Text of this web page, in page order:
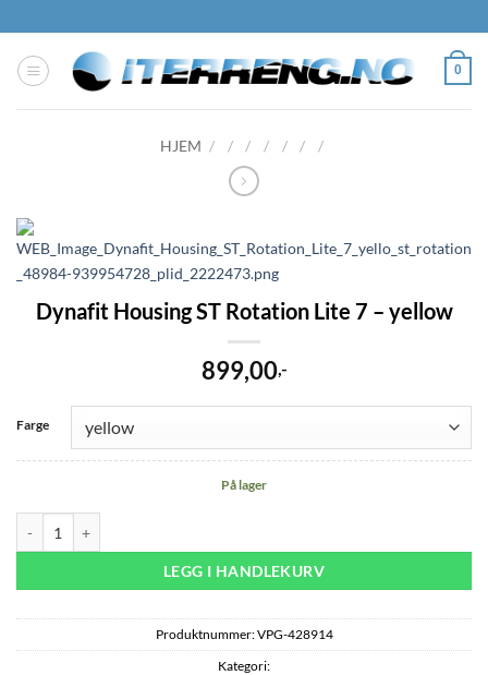
to
content
0
HJEM / / / / / / /
Dynafit Housing ST Rotation Lite 7 – yellow
899,00,-
Farge
På lager
LEGG I HANDLEKURV
Produktnummer:VPG-428914
Kategori: